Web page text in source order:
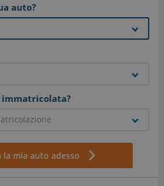
auto?
immatricolata?
la mia auto adesso